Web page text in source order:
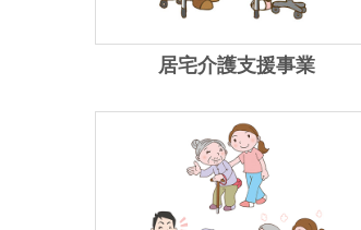
居宅介護支援事業